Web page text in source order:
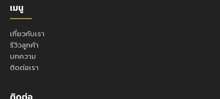
เมนู
เกี่ยวกับเรา
รีวิวลูกค้า
บทความ
ติดต่อเรา